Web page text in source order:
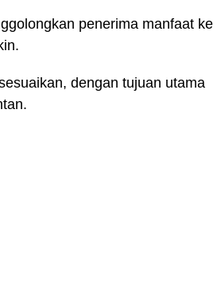
penerima manfaat ke
dengan tujuan utama